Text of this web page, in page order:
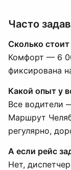
Часто
Сколько
Комфорт — 6
фиксирована
Какой опыт у
Все водители
Маршрут
регулярно,
А если рейс
Нет,